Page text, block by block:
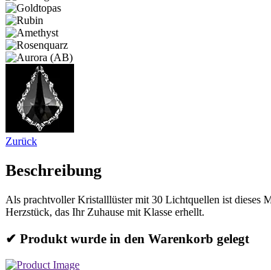
Zurück
Beschreibung
Als prachtvoller Kristalllüster mit 30 Lichtquellen ist dieses
Herzstück, das Ihr Zuhause mit Klasse erhellt.
✔ Produkt wurde in den Warenkorb gelegt